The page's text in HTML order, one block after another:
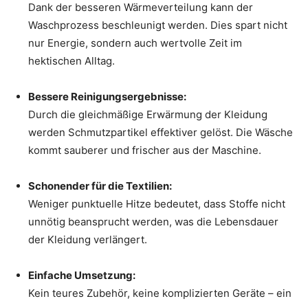
Dank der besseren Wärmeverteilung kann der
Waschprozess beschleunigt werden. Dies spart nicht
nur Energie, sondern auch wertvolle Zeit im
hektischen Alltag.
Bessere Reinigungsergebnisse:
Durch die gleichmäßige Erwärmung der Kleidung
werden Schmutzpartikel effektiver gelöst. Die Wäsche
kommt sauberer und frischer aus der Maschine.
Schonender für die Textilien:
Weniger punktuelle Hitze bedeutet, dass Stoffe nicht
unnötig beansprucht werden, was die Lebensdauer
der Kleidung verlängert.
Einfache Umsetzung:
Kein teures Zubehör, keine komplizierten Geräte – ein